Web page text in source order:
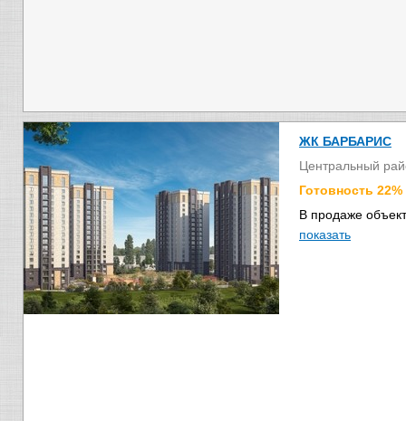
ЖК БАРБАРИС
Центральный
Готовность 22%
В продаже
показать